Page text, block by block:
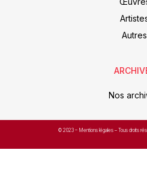
Autres
Nos
© 2023 – Mentions légales – Tous droits